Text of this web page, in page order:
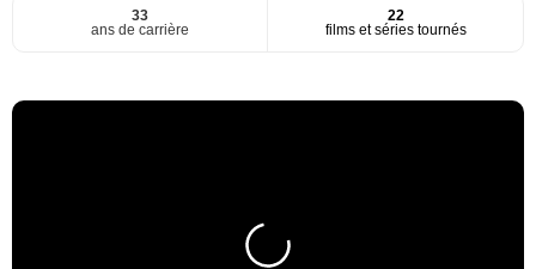
33
ans de carrière
22
films et séries tournés